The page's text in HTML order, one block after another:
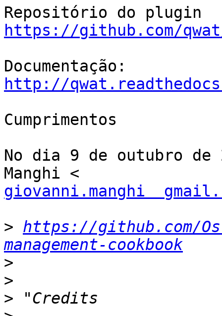
https://github.com/qwat/
http://
Cumprimentos
No dia 9 de outubro de
giovanni.manghi
> https://github.com/
management-cookbook
>
>
>